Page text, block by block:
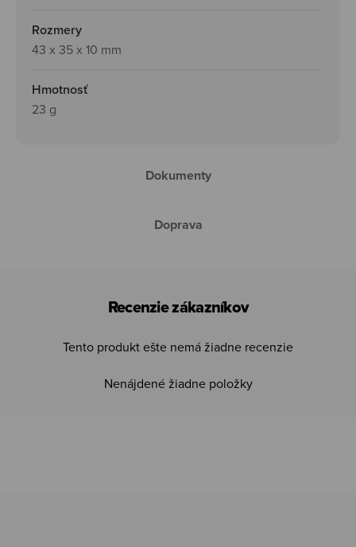
Rozmery
43 x 35 x 10 mm
Hmotnosť
23 g
Dokumenty
Doprava
Recenzie zákazníkov
Tento produkt ešte nemá žiadne recenzie
Nenájdené žiadne položky